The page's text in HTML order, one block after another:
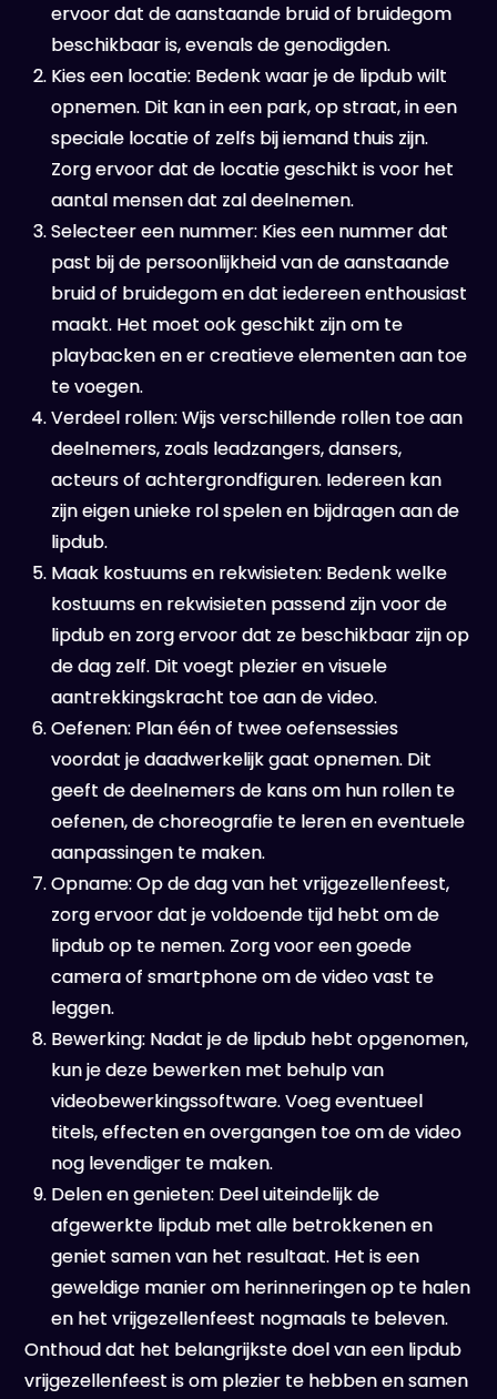
ervoor dat de aanstaande bruid of bruidegom
beschikbaar is, evenals de genodigden.
Kies een locatie: Bedenk waar je de lipdub wilt
opnemen. Dit kan in een park, op straat, in een
speciale locatie of zelfs bij iemand thuis zijn.
Zorg ervoor dat de locatie geschikt is voor het
aantal mensen dat zal deelnemen.
Selecteer een nummer: Kies een nummer dat
past bij de persoonlijkheid van de aanstaande
bruid of bruidegom en dat iedereen enthousiast
maakt. Het moet ook geschikt zijn om te
playbacken en er creatieve elementen aan toe
te voegen.
Verdeel rollen: Wijs verschillende rollen toe aan
deelnemers, zoals leadzangers, dansers,
acteurs of achtergrondfiguren. Iedereen kan
zijn eigen unieke rol spelen en bijdragen aan de
lipdub.
Maak kostuums en rekwisieten: Bedenk welke
kostuums en rekwisieten passend zijn voor de
lipdub en zorg ervoor dat ze beschikbaar zijn op
de dag zelf. Dit voegt plezier en visuele
aantrekkingskracht toe aan de video.
Oefenen: Plan één of twee oefensessies
voordat je daadwerkelijk gaat opnemen. Dit
geeft de deelnemers de kans om hun rollen te
oefenen, de choreografie te leren en eventuele
aanpassingen te maken.
Opname: Op de dag van het vrijgezellenfeest,
zorg ervoor dat je voldoende tijd hebt om de
lipdub op te nemen. Zorg voor een goede
camera of smartphone om de video vast te
leggen.
Bewerking: Nadat je de lipdub hebt opgenomen,
kun je deze bewerken met behulp van
videobewerkingssoftware. Voeg eventueel
titels, effecten en overgangen toe om de video
nog levendiger te maken.
Delen en genieten: Deel uiteindelijk de
afgewerkte lipdub met alle betrokkenen en
geniet samen van het resultaat. Het is een
geweldige manier om herinneringen op te halen
en het vrijgezellenfeest nogmaals te beleven.
Onthoud dat het belangrijkste doel van een lipdub
vrijgezellenfeest is om plezier te hebben en samen